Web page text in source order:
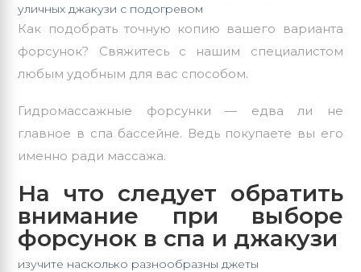
уличных джакузи с подогревом
Как подобрать точную копию вашего варианта
форсунок? Свяжитесь с нашим специалистом
любым удобным для вас способом.
Гидромассажные форсунки — едва ли не
главное в спа бассейне. Ведь покупаете вы его
именно ради массажа.
На что следует обратить
внимание при выборе
форсунок в спа и джакузи
изучите насколько разнообразны джеты